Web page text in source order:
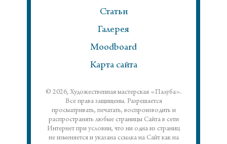
Статьи
Галерея
Moodboard
Карта сайта
© 2026, Художественная мастерская «Палуба».
Все права защищены. Разрешается
просматривать, печатать, воспроизводить и
распространять любые страницы Сайта в сети
Интернет при условии, что ни одна из страниц
не изменяется и указана ссылка на Сайт как на